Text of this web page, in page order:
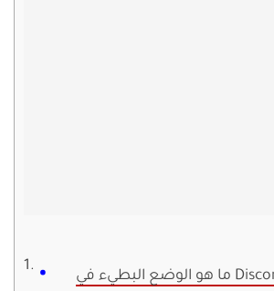
ما هو الوضع البطيء في Discord وما مدى